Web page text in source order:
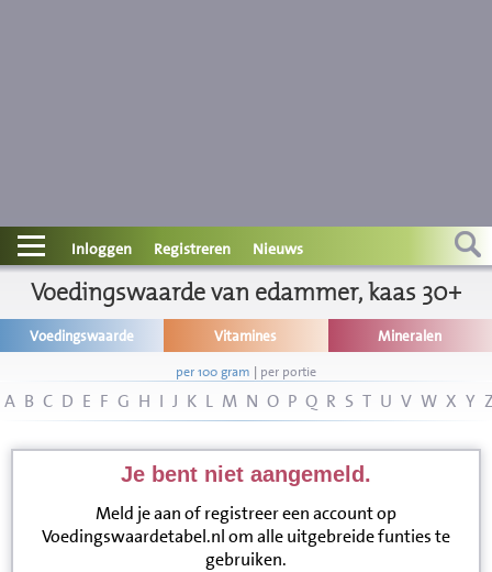
Contact
Informatie
Disclaimer
Inloggen Registreren Nieuws
Voedingswaarde van edammer, kaas 30+
Voedingswaarde Vitamines Mineralen
per 100 gram | per portie
A B C D E F G H I J K L M N O P Q R S T U V W X Y
Je bent niet aangemeld.
Meld je aan of registreer een account op
Voedingswaardetabel.nl om alle uitgebreide funties te
gebruiken.